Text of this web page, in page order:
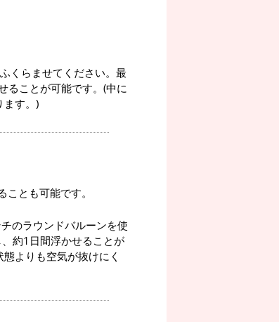
くらませてください。最
ることが可能です。(中に
ます。)
とも可能です。
のラウンドバルーンを使
約1日間浮かせることが
よりも空気が抜けにく